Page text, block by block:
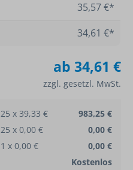
35,57 €*
34,61 €*
ab 34,61 €
zzgl. gesetzl. MwSt.
25 x 39,33 €
983,25 €
25 x 0,00 €
0,00 €
1 x 0,00 €
0,00 €
Kostenlos